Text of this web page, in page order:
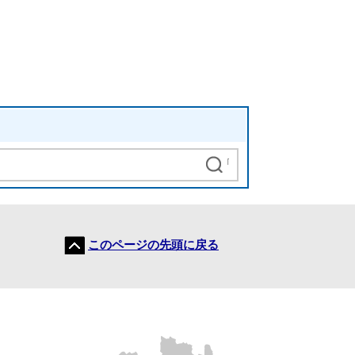
このページの先頭に戻る